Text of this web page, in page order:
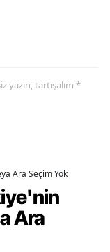
tartışalım *
Ara Seçim Yok
Ara